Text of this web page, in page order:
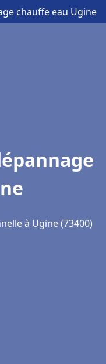
chauffe eau Ugine
à Ugine (73400)